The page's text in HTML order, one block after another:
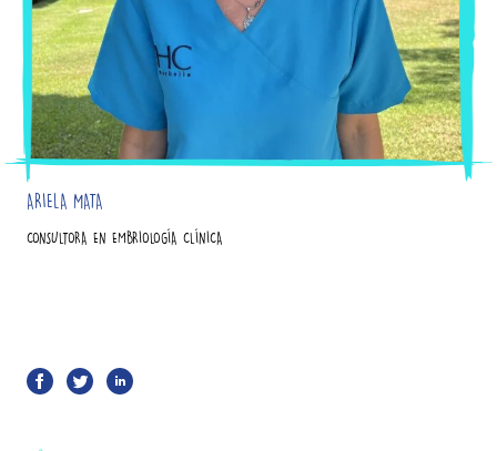
ARIELA MATA
CONSULTORA EN EMBRIOLOGÍA CLÍNICA